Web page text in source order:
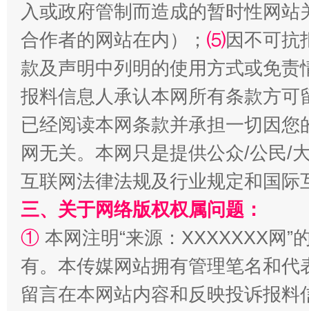
国家大学科技园优化重塑工作
扯下公款旅游的“隐身衣” 如何以
入或政府管制而造成的暂时性网
合作者的网站在内）； ⑸因不可抗
款及声明中列明的使用方式或免责
报料信息人承认本网所有条款方
已经阅读本网条款并承担一切因
网无关。本网只是提供公众/公民/
互联网法律法规及行业规定和国
三、关于网络版权权属问题：
① 本网注明“来源：XXXXXXX网”
有。本传媒网站拥有管理笔名和
留言在本网站内容和反映投诉报